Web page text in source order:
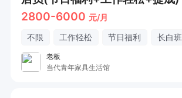
2800-6000 元/月
不限 工作轻松 节日福利 长白班
老板
当代青年家具生活馆